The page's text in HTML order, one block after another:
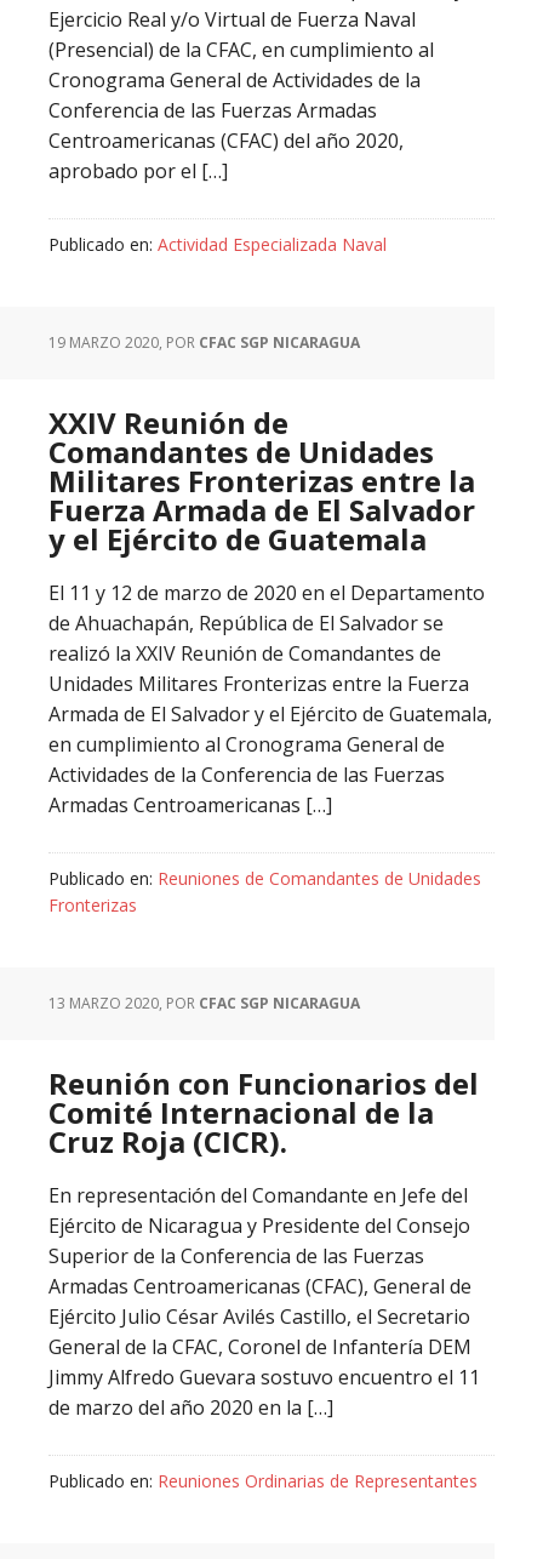
Ejercicio Real y/o Virtual de Fuerza Naval
(Presencial) de la CFAC, en cumplimiento al
Cronograma General de Actividades de la
Conferencia de las Fuerzas Armadas
Centroamericanas (CFAC) del año 2020,
aprobado por el […]
Publicado en: Actividad Especializada Naval
19 MARZO 2020, POR CFAC SGP NICARAGUA
XXIV Reunión de
Comandantes de Unidades
Militares Fronterizas entre la
Fuerza Armada de El Salvador
y el Ejército de Guatemala
El 11 y 12 de marzo de 2020 en el Departamento
de Ahuachapán, República de El Salvador se
realizó la XXIV Reunión de Comandantes de
Unidades Militares Fronterizas entre la Fuerza
Armada de El Salvador y el Ejército de Guatemala,
en cumplimiento al Cronograma General de
Actividades de la Conferencia de las Fuerzas
Armadas Centroamericanas […]
Publicado en: Reuniones de Comandantes de Unidades
Fronterizas
13 MARZO 2020, POR CFAC SGP NICARAGUA
Reunión con Funcionarios del
Comité Internacional de la
Cruz Roja (CICR).
En representación del Comandante en Jefe del
Ejército de Nicaragua y Presidente del Consejo
Superior de la Conferencia de las Fuerzas
Armadas Centroamericanas (CFAC), General de
Ejército Julio César Avilés Castillo, el Secretario
General de la CFAC, Coronel de Infantería DEM
Jimmy Alfredo Guevara sostuvo encuentro el 11
de marzo del año 2020 en la […]
Publicado en: Reuniones Ordinarias de Representantes